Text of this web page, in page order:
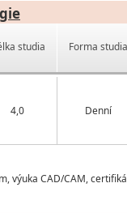
studia Forma studia
4,0 Denní
výuka CAD/CAM,